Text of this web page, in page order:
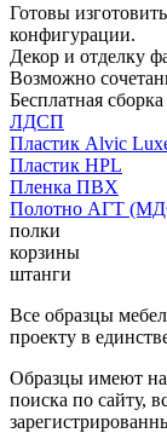
Готовы
конфигурации.
Декор и отделку
Возможно
Бесплатная
ЛДСП
Пластик Alvic
Пластик HPL
Пленка ПВХ
Полотно АГТ
полки
корзины
штанги
Все образцы
проекту в
Образцы имеют
поиска по сайту,